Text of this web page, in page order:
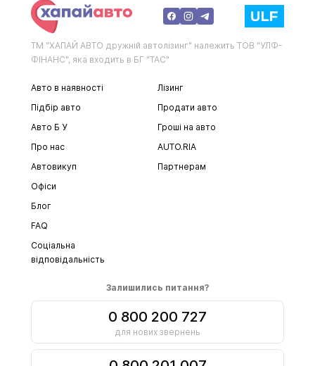
ТМ "ХАПАЙ АВТО дружній автолізинг" належить ТОВ "УЛФ-
ФІНАНС", яка входить в БГ "ТАС"
Авто в наявності
Підбір авто
Авто Б У
Про нас
Автовикуп
Лізинг
Продати авто
Гроші на авто
AUTO.RIA
Партнерам
Офіси
Блог
FAQ
Соціальна
відповідальність
Залишились питання?
0 800 200 727
для нових звернень